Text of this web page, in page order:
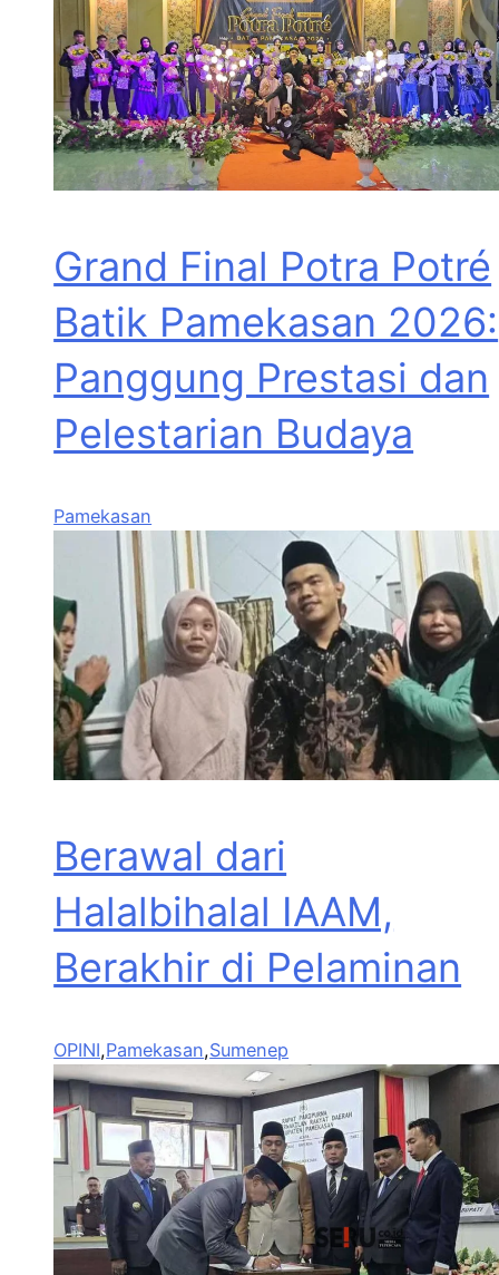
Grand Final Potra Potré
Batik Pamekasan 2026:
Panggung Prestasi dan
Pelestarian Budaya
Pamekasan
Berawal dari
Halalbihalal IAAM,
Berakhir di Pelaminan
OPINI,Pamekasan,Sumenep